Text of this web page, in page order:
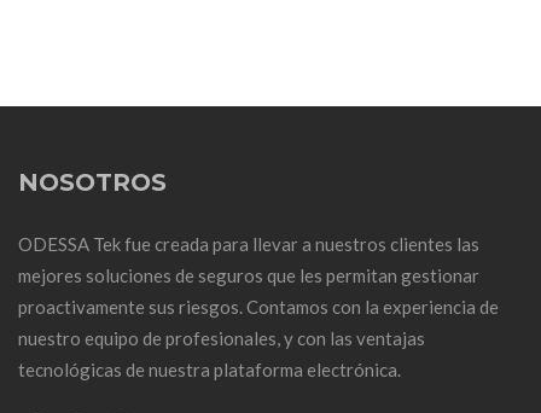
NOSOTROS
ODESSA Tek fue creada para llevar a nuestros clientes las
mejores soluciones de seguros que les permitan gestionar
proactivamente sus riesgos. Contamos con la experiencia de
nuestro equipo de profesionales, y con las ventajas
tecnológicas de nuestra plataforma electrónica.